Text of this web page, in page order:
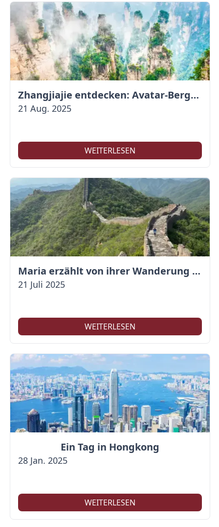
Zhangjiajie entdecken: Avatar-Berge & Altstadt von Fenghuang
21 Aug. 2025
WEITERLESEN
Maria erzählt von ihrer Wanderung auf der Großen Mauer
21 Juli 2025
WEITERLESEN
Ein Tag in Hongkong
28 Jan. 2025
WEITERLESEN